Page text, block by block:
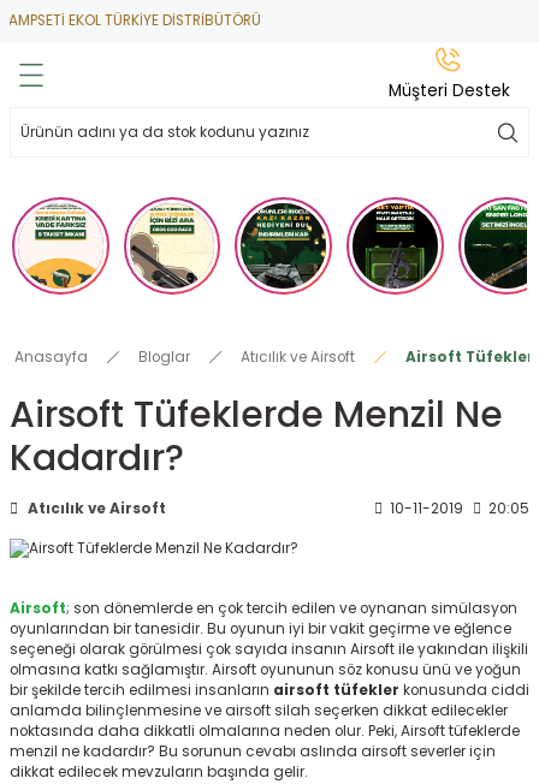
EKOL TÜRKİYE DİSTRİBÜTÖRÜ
Geri Dön
Mermisi
Geri Dön
Geri Dön
Geri Dön
Geri Dön
Anasayfa Bloglar Atıcılık ve Airsoft Airsoft
Airsoft Tüfeklerde Menzil Ne
Kadardır?
Atıcılık ve Airsoft 10-11-2019 20:05
Airsoft; son dönemlerde en çok tercih edilen ve oynanan simülasyon
oyunlarından bir tanesidir. Bu oyunun iyi bir vakit geçirme ve eğlence
seçeneği olarak görülmesi çok sayıda insanın Airsoft ile yakından ilişkili
olmasına katkı sağlamıştır. Airsoft oyununun söz konusu ünü ve yoğun
bir şekilde tercih edilmesi insanların airsoft tüfekler konusunda ciddi
anlamda bilinçlenmesine ve airsoft silah seçerken dikkat edilecekler
noktasında daha dikkatli olmalarına neden olur. Peki, Airsoft tüfeklerde
menzil ne kadardır? Bu sorunun cevabı aslında airsoft severler için
dikkat edilecek mevzuların başında gelir.